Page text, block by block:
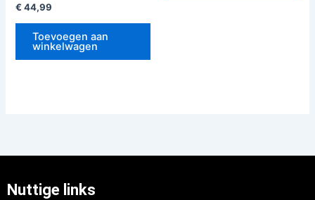
€ 44,99
Toevoegen aan
winkelwagen
Nuttige links